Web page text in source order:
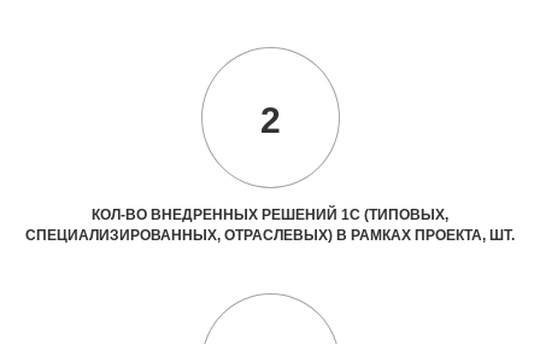
2
КОЛ-ВО ВНЕДРЕННЫХ РЕШЕНИЙ 1С (ТИПОВЫХ,
СПЕЦИАЛИЗИРОВАННЫХ, ОТРАСЛЕВЫХ) В РАМКАХ ПРОЕКТА, ШТ.